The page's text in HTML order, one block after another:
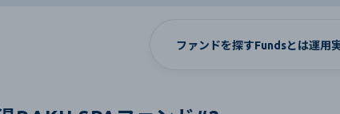
ファンドを探すFundsとは運用